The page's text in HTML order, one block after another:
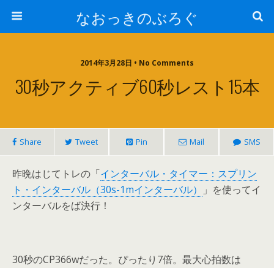
なおっきのぶろぐ
2014年3月28日 • No Comments
30秒アクティブ60秒レスト15本
Share Tweet Pin Mail SMS
昨晩はじてトレの「インターバル・タイマー：スプリン
ト・インターバル（30s-1mインターバル）
」を使ってイ
ンターバルをば決行！
30秒のCP366wだった。ぴったり7倍。最大心拍数は